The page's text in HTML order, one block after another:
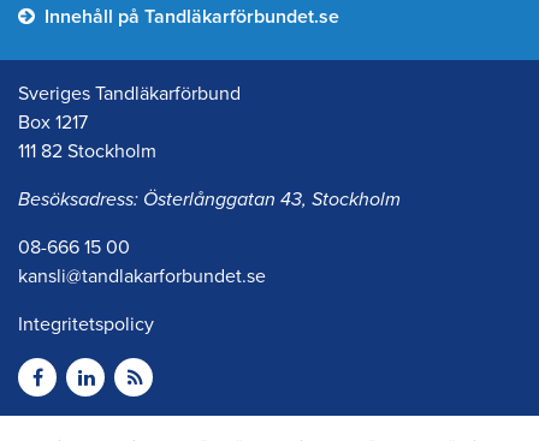
Innehåll på Tandläkarförbundet.se
Sveriges Tandläkarförbund
Box 1217
111 82 Stockholm
Besöksadress: Österlånggatan 43, Stockholm
08-666 15 00
kansli@tandlakarforbundet.se
Integritetspolicy